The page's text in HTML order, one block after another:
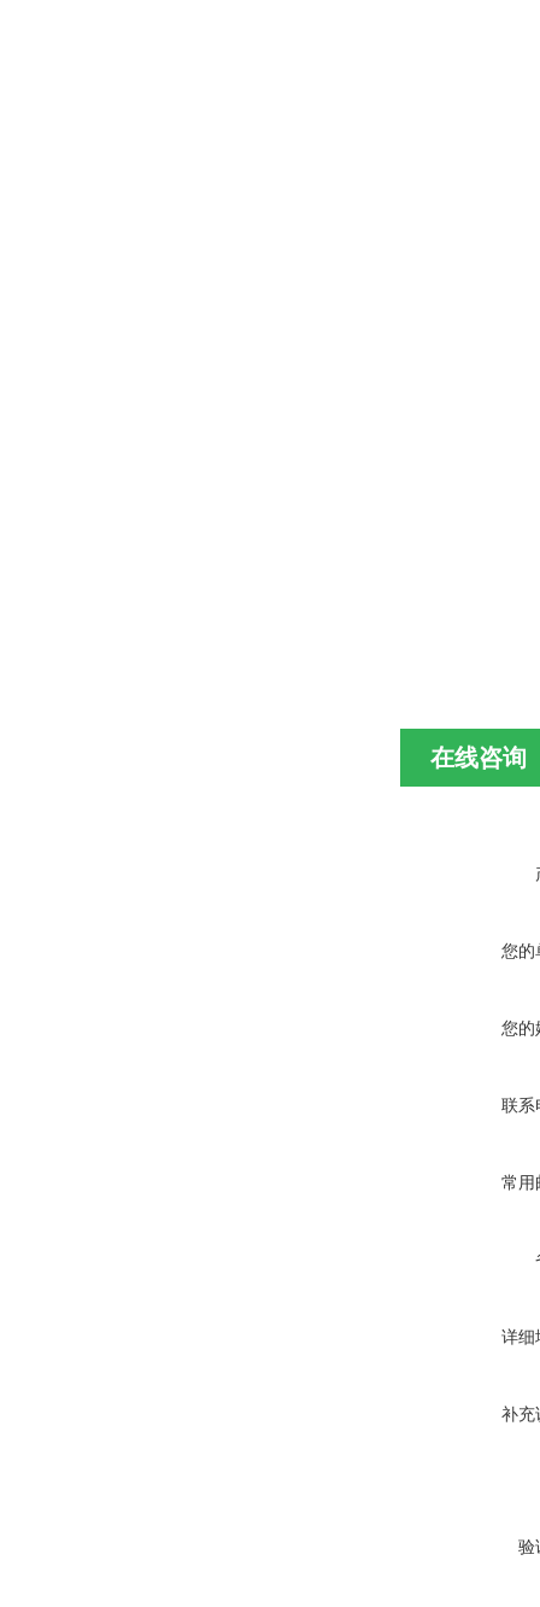
在线咨询
您的
您的
联系
常用
详细
补充
验